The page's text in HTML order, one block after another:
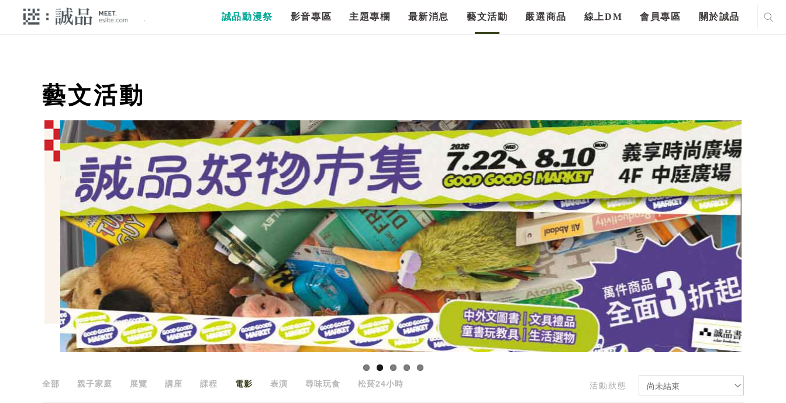
誠品動漫祭 影音專區 主題專欄 最新消息 藝文活動 嚴選商品 線上DM 會員專區 關於誠品
藝文活動
活動狀態 尚未結束
全部 親子家庭 展覽 講座 課程 電影 表演 尋味玩食 松菸24小時